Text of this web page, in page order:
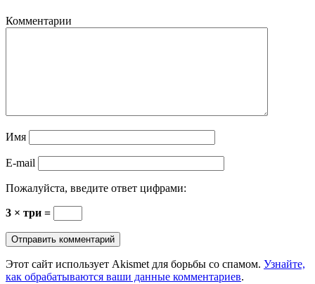
Комментарии
Имя
E-mail
Пожалуйста, введите ответ цифрами:
3 × три =
Этот сайт использует Akismet для борьбы со спамом. Узнайте,
как обрабатываются ваши данные комментариев.